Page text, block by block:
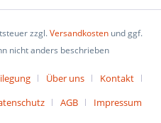
zzgl.Versandkosten und ggf.
nicht anders beschrieben
Über uns
Kontakt
AGB Impressum